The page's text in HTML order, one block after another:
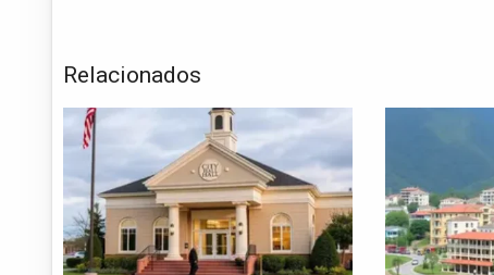
Relacionados